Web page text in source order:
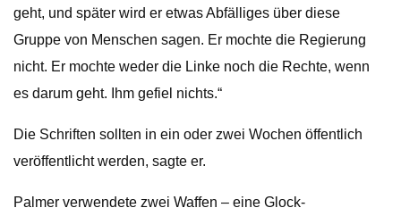
geht, und später wird er etwas Abfälliges über diese
Gruppe von Menschen sagen. Er mochte die Regierung
nicht. Er mochte weder die Linke noch die Rechte, wenn
es darum geht. Ihm gefiel nichts.“
Die Schriften sollten in ein oder zwei Wochen öffentlich
veröffentlicht werden, sagte er.
Palmer verwendete zwei Waffen – eine Glock-